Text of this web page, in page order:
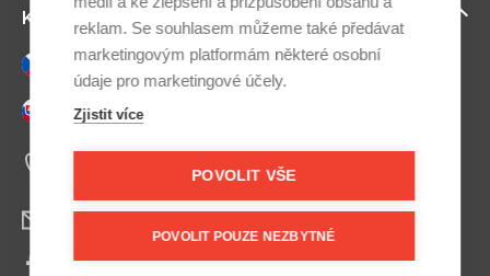
Kontaktujte nás
Česky
Slovensky
+420 607 800 100
Facebook
reklam. Se souhlasem můžeme také předávat
marketingovým platformám některé osobní
údaje pro marketingové účely.
Zjistit více
POVOLIT VŠE
POVOLIT POUZE NEZBYTNÉ